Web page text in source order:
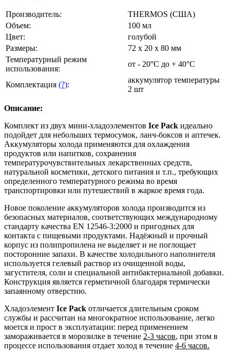
Производитель:
THERMOS (США)
Объем:
100 мл
Цвет:
голубой
Размеры:
72 х 20 х 80 мм
Температурный режим
использования:
от - 20°C до + 40°C
Комплектация (?):
аккумулятор температуры
2 шт
Описание:
Комплект из двух мини-хладоэлементов Ice Pack идеально
подойдет для небольших термосумок, ланч-боксов и аптечек.
Аккумуляторы холода применяются для охлаждения
продуктов или напитков, сохранения
температурочувствительных лекарственных средств,
натуральной косметики, детского питания и т.п., требующих
определенного температурного режима во время
транспортировки или путешествий в жаркое время года.
Новое поколение аккумуляторов холода производится из
безопасных материалов, соответствующих международному
стандарту качества EN 12546-3:2000 и пригодных для
контакта с пищевыми продуктами. Надёжный и прочный
корпус из полипропилена не выделяет и не поглощает
посторонние запахи. В качестве холодильного наполнителя
используется гелевый раствор из очищенной воды,
загустителя, соли и специальной антибактериальной добавки.
Конструкция является герметичной благодаря термически
запаянному отверстию.
Хладоэлемент Ice Pack отличается длительным сроком
службы и рассчитан на многократное использование, легко
моется и прост в эксплуатации: перед применением
замораживается в морозилке в течение 2-3 часов, при этом в
процессе использования отдает холод в течение 4-6 часов.